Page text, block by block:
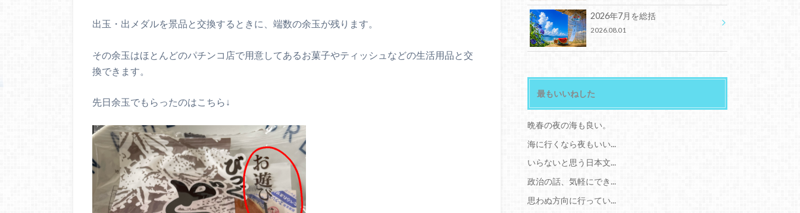
出玉・出メダルを景品と交換するときに、端数の余玉が残ります。
その余玉はほとんどのパチンコ店で用意してあるお菓子やティッシュなどの生活用品と交
換できます。
先日余玉でもらったのはこちら↓
2026年7月を総括
2026.08.01
最もいいねした
晩春の夜の海も良い。
海に行くなら夜もいい...
いらないと思う日本文...
政治の話、気軽にでき...
思わぬ方向に行ってい...